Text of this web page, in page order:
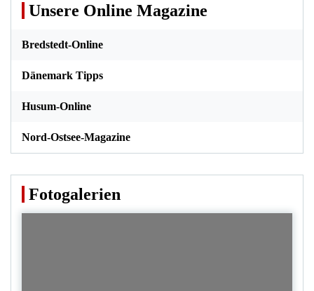
Unsere Online Magazine
Bredstedt-Online
Dänemark Tipps
Husum-Online
Nord-Ostsee-Magazine
Fotogalerien